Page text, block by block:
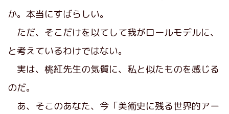
か。本当にすばらしい。
ただ、そこだけを以てして我がロールモデルに、
と考えているわけではない。
実は、桃紅先生の気質に、私と似たものを感じる
のだ。
あ、そこのあなた、今「美術史に残る世界的アー